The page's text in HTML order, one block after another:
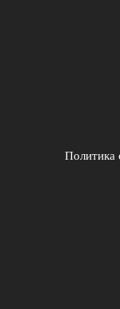
Политика